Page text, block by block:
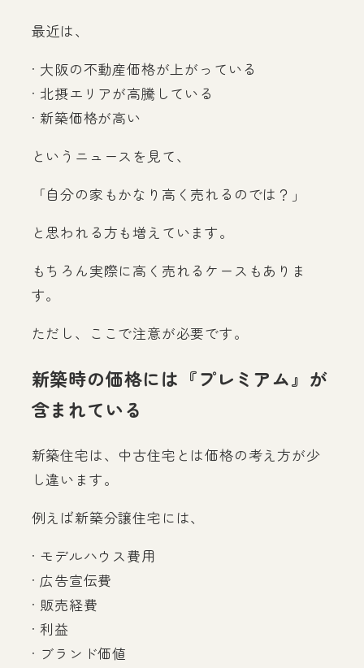
最近は、
· 大阪の不動産価格が上がっている
· 北摂エリアが高騰している
· 新築価格が高い
というニュースを見て、
「自分の家もかなり高く売れるのでは？」
と思われる方も増えています。
もちろん実際に高く売れるケースもありま
す。
ただし、ここで注意が必要です。
新築時の価格には『プレミアム』が
含まれている
新築住宅は、中古住宅とは価格の考え方が少
し違います。
例えば新築分譲住宅には、
· モデルハウス費用
· 広告宣伝費
· 販売経費
· 利益
· ブランド価値